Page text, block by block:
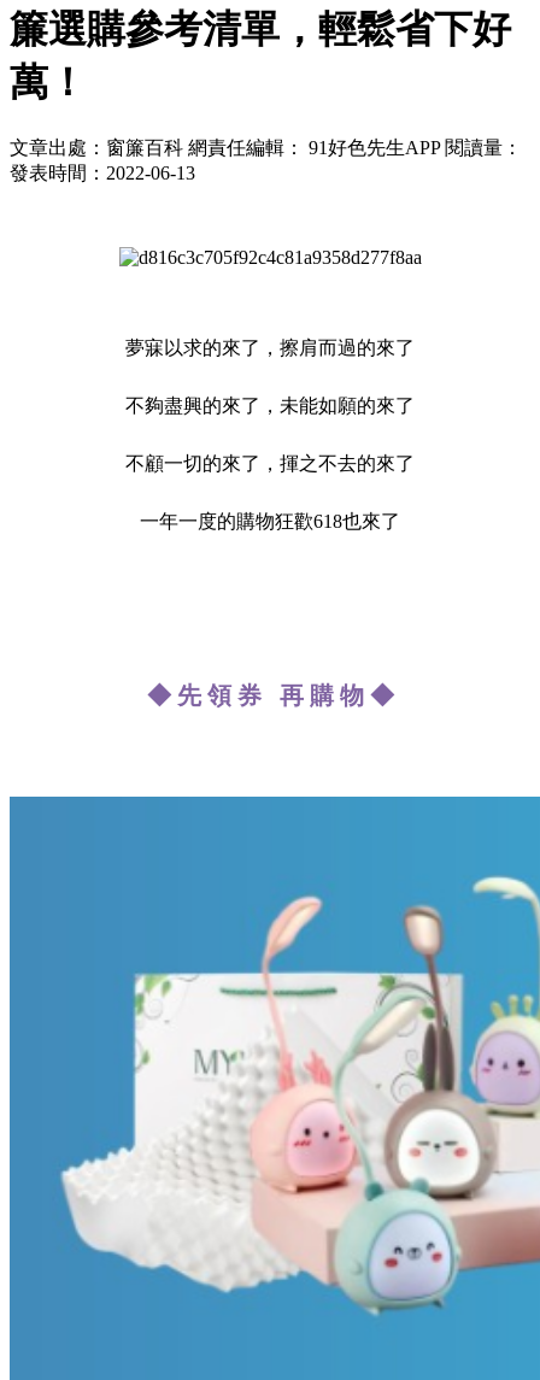
簾選購參考清單，輕鬆省下好
萬！
文章出處：窗簾百科 網責任編輯： 91好色先生APP 閱讀量：
發表時間：2022-06-13
夢寐以求的來了，擦肩而過的來了
不夠盡興的來了，未能如願的來了
不顧一切的來了，揮之不去的來了
一年一度的購物狂歡618也來了
◆ 先 領 券 再 購 物 ◆